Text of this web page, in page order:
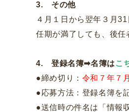
3. その他
４月１日から翌年３月
任期が満了しても、後
4. 登録名簿➡名簿は こ
●締め切り： 令和７年７
●応募方法：登録名簿を
●送信時の件名は「情報